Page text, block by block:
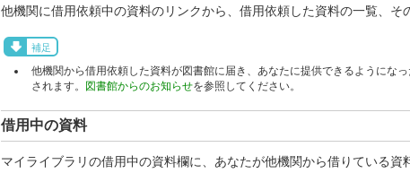
他機関に借用依頼中の資料のリンクから、借用依頼した資料の一覧、そ
補足
他機関から借用依頼した資料が図書館に届き、あなたに提供できるようにな
されます。
図書館からのお知らせを参照してください。
借用中の資料
マイライブラリの借用中の資料欄に、あなたが他機関から借りている資